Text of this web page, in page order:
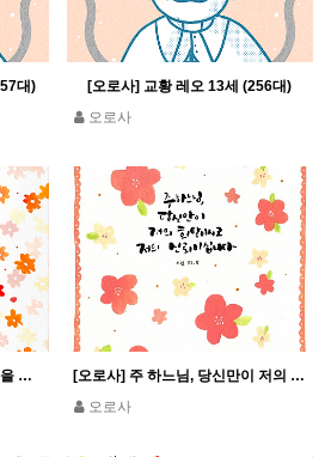
대)
[오로사] 교황 레오 13세 (256대)
오로사
[오로사] 주님께서 그대에게 복을 내리시고 그대를 지켜주시리라_민수 6,24
[오로사] 주 하느님, 당신만이 저의 희망이시고 저의 신뢰이십니다_시편 71,5
오로사